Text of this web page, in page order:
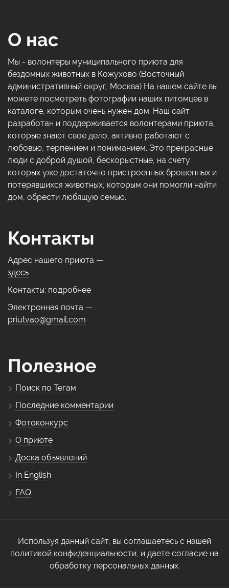
О нас
Мы - волонтеры муниципального приюта для
бездомных животных в Кожухово (Восточный
административный округ, Москва) На нашем сайте вы
можете посмотреть фотографии наших питомцев в
каталоге, которым очень нужен дом. Наш сайт
разработан и поддерживается волонтерами приюта,
которые знают свое дело, активно работают с
любовью, терпением и пониманием. Это прекрасные
люди с доброй душой, бескорыстные, на счету
которых уже достаточно пристроенных брошенных и
потерявшихся животных, которым они помогли найти
дом, обрести любящую семью.
Контакты
Адрес нашего приюта —
здесь
Контакты: подробнее
Электронная почта —
priutvao@gmail.com
Полезное
Поиск по Тегам
Последние комментарии
Фотоконкурс
О приюте
Доска объявлений
In English
FAQ
Используя данный сайт, вы соглашаетесь с нашей
политикой конфиденциальности, и даете согласие на
обработку персональных данных.